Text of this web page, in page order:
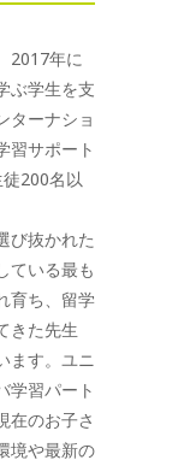
2017年に
ぶ学生を支
ターナショ
習サポート
200名以
び抜かれた
ている最も
育ち、留学
きた先生
ます。ユニ
学習パート
在のお子さ
境や最新の